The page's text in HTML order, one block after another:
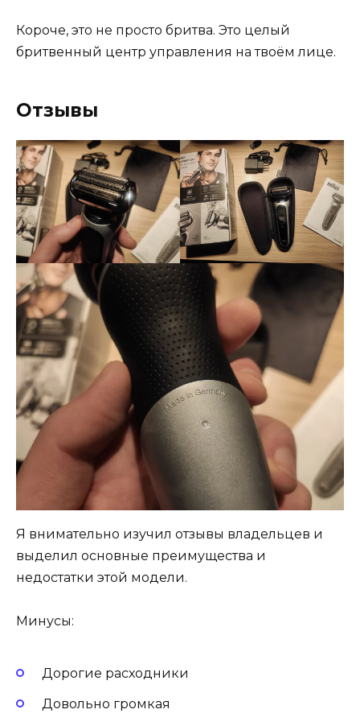
Короче, это не просто бритва. Это целый
бритвенный центр управления на твоём лице.
Отзывы
Я внимательно изучил отзывы владельцев и
выделил основные преимущества и
недостатки этой модели.
Минусы:
Дорогие расходники
Довольно громкая